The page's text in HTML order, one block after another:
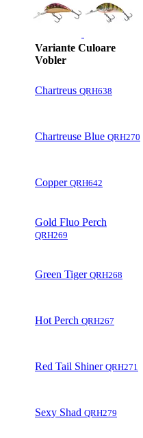
Variante Culoare
Vobler
Chartreus QRH638
Chartreuse Blue QRH270
Copper QRH642
Gold Fluo Perch
QRH269
Green Tiger QRH268
Hot Perch QRH267
Red Tail Shiner QRH271
Sexy Shad QRH279